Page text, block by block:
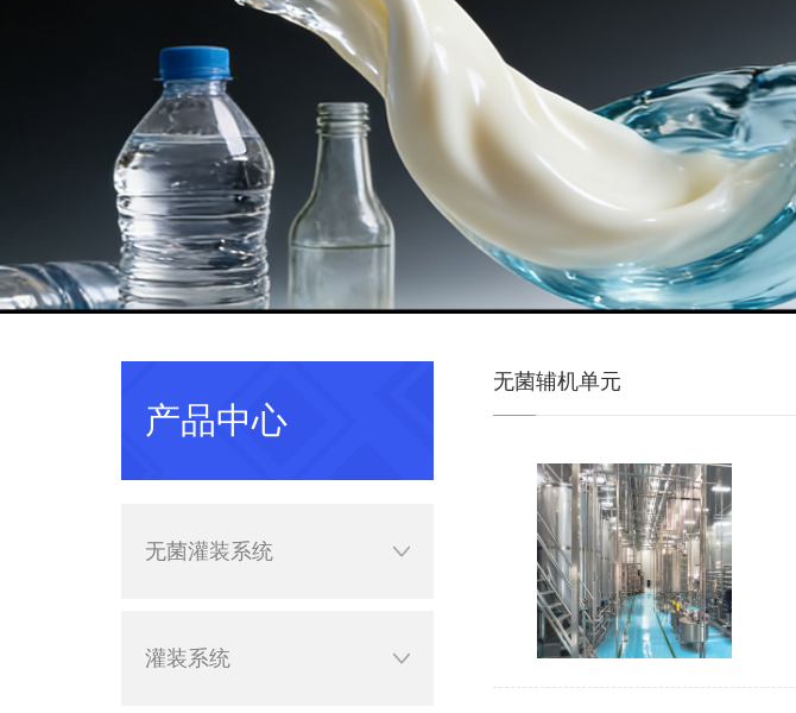
产品中心
无菌灌装系统
灌装系统
无菌辅机单元